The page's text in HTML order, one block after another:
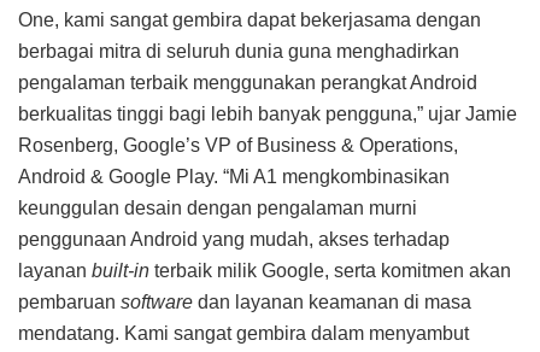
One, kami sangat gembira dapat bekerjasama dengan
berbagai mitra di seluruh dunia guna menghadirkan
pengalaman terbaik menggunakan perangkat Android
berkualitas tinggi bagi lebih banyak pengguna,” ujar Jamie
Rosenberg, Google’s VP of Business & Operations,
Android & Google Play. “Mi A1 mengkombinasikan
keunggulan desain dengan pengalaman murni
penggunaan Android yang mudah, akses terhadap
layanan built-in terbaik milik Google, serta komitmen akan
pembaruan software dan layanan keamanan di masa
mendatang. Kami sangat gembira dalam menyambut